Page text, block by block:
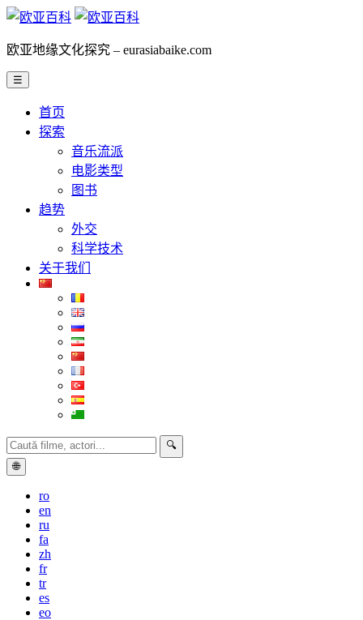
欧亚地缘文化探究 – eurasiabaike.com
☰
首页
探索
音乐流派
电影类型
图书
趋势
外交
科学技术
关于我们
🔍
🌐
ro
en
ru
fa
zh
fr
tr
es
eo